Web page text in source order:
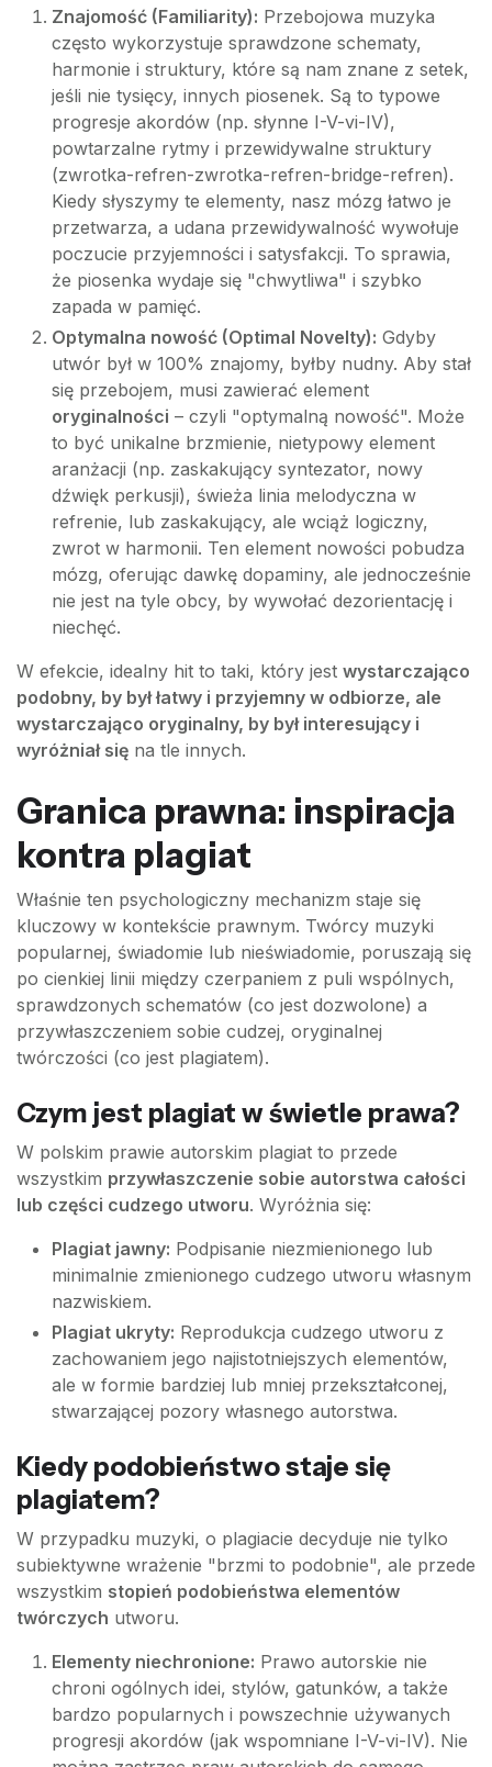
Znajomość (Familiarity): Przebojowa muzyka
często wykorzystuje sprawdzone schematy,
harmonie i struktury, które są nam znane z setek,
jeśli nie tysięcy, innych piosenek. Są to typowe
progresje akordów (np. słynne I-V-vi-IV),
powtarzalne rytmy i przewidywalne struktury
(zwrotka-refren-zwrotka-refren-bridge-refren).
Kiedy słyszymy te elementy, nasz mózg łatwo je
przetwarza, a udana przewidywalność wywołuje
poczucie przyjemności i satysfakcji. To sprawia,
że piosenka wydaje się "chwytliwa" i szybko
zapada w pamięć.
Optymalna nowość (Optimal Novelty): Gdyby
utwór był w 100% znajomy, byłby nudny. Aby stał
się przebojem, musi zawierać element
oryginalności – czyli "optymalną nowość". Może
to być unikalne brzmienie, nietypowy element
aranżacji (np. zaskakujący syntezator, nowy
dźwięk perkusji), świeża linia melodyczna w
refrenie, lub zaskakujący, ale wciąż logiczny,
zwrot w harmonii. Ten element nowości pobudza
mózg, oferując dawkę dopaminy, ale jednocześnie
nie jest na tyle obcy, by wywołać dezorientację i
niechęć.
W efekcie, idealny hit to taki, który jest wystarczająco
podobny, by był łatwy i przyjemny w odbiorze, ale
wystarczająco oryginalny, by był interesujący i
wyróżniał się na tle innych.
Granica prawna: inspiracja
kontra plagiat
Właśnie ten psychologiczny mechanizm staje się
kluczowy w kontekście prawnym. Twórcy muzyki
popularnej, świadomie lub nieświadomie, poruszają się
po cienkiej linii między czerpaniem z puli wspólnych,
sprawdzonych schematów (co jest dozwolone) a
przywłaszczeniem sobie cudzej, oryginalnej
twórczości (co jest plagiatem).
Czym jest plagiat w świetle prawa?
W polskim prawie autorskim plagiat to przede
wszystkim przywłaszczenie sobie autorstwa całości
lub części cudzego utworu. Wyróżnia się:
Plagiat jawny: Podpisanie niezmienionego lub
minimalnie zmienionego cudzego utworu własnym
nazwiskiem.
Plagiat ukryty: Reprodukcja cudzego utworu z
zachowaniem jego najistotniejszych elementów,
ale w formie bardziej lub mniej przekształconej,
stwarzającej pozory własnego autorstwa.
Kiedy podobieństwo staje się
plagiatem?
W przypadku muzyki, o plagiacie decyduje nie tylko
subiektywne wrażenie "brzmi to podobnie", ale przede
wszystkim stopień podobieństwa elementów
twórczych utworu.
Elementy niechronione: Prawo autorskie nie
chroni ogólnych idei, stylów, gatunków, a także
bardzo popularnych i powszechnie używanych
progresji akordów (jak wspomniane I-V-vi-IV). Nie